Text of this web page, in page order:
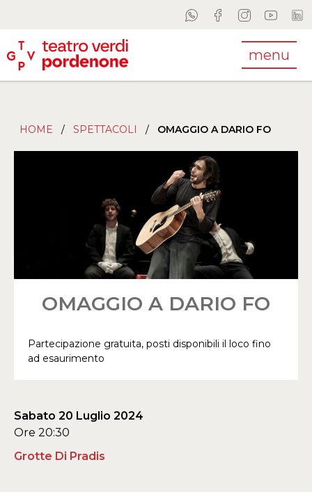
menu
HOME / SPETTACOLI / OMAGGIO A DARIO FO
OMAGGIO A DARIO FO
Partecipazione gratuita, posti disponibili il loco fino
ad esaurimento
Sabato 20 Luglio 2024
Ore 20:30
Grotte Di Pradis